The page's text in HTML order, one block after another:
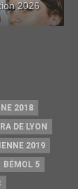
2026
2018
DE LYON
2019
BÉMOL 5